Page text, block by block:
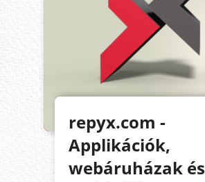
repyx.com -
Applikációk,
webáruházak és